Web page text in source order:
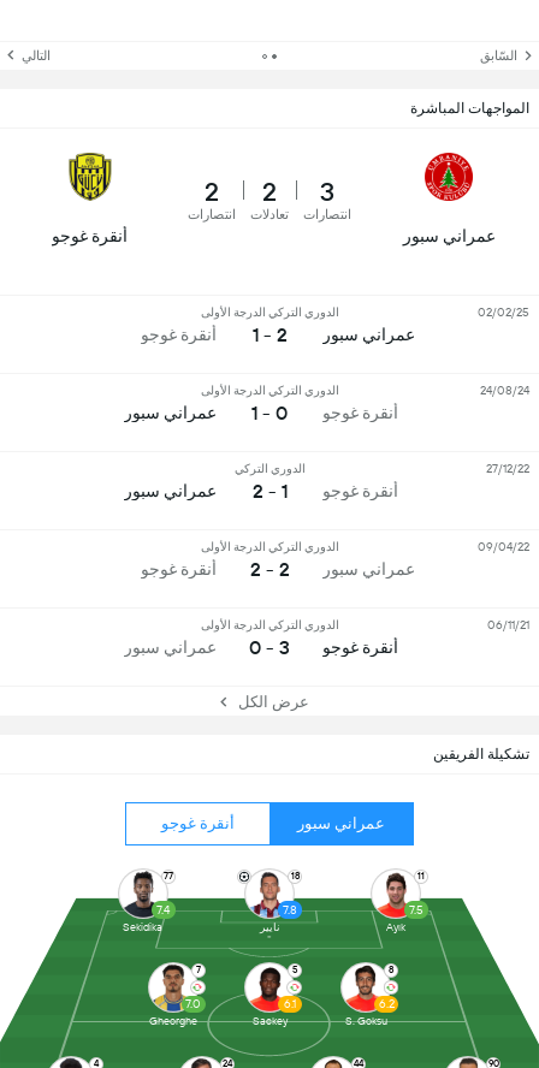
تشكيلة الفريقين
عمراني سبور أنقرة غوجو
4 24 44 90
7
7.0
Gheorghe
5
6.1
Sackey
8
6.2
S. Goksu
77
7.4
Sekidika
18
7.8
نايير
11
7.5
Ayık
السّابق التالي
المواجهات المباشرة
عمراني سبور
3
انتصارات
2
تعادلات
2
انتصارات
أنقرة غوجو
عمراني سبور
الدوري التركي الدرجة الأولى
2 - 1 أنقرة غوجو
02/02/25
أنقرة غوجو
الدوري التركي الدرجة الأولى
0 - 1 عمراني سبور
24/08/24
أنقرة غوجو
الدوري التركي
1 - 2 عمراني سبور
27/12/22
عمراني سبور
الدوري التركي الدرجة الأولى
2 - 2 أنقرة غوجو
09/04/22
أنقرة غوجو
الدوري التركي الدرجة الأولى
3 - 0 عمراني سبور
06/11/21
عرض الكل